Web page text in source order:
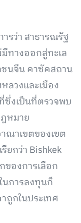
รว่า สาธารณรัฐ
มีทางออกสู่ทะเล
นจีน คาซัคสถาน
ลวงและเมือง
ซึ่งเป็นที่ตรวจพบ
หมาย
ณาเขตของเขต
ยกว่า Bishkek
ของการเลือก
การลงทุนก็
ถูกในประเทศ